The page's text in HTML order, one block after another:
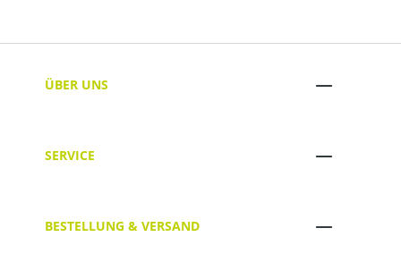
ÜBER UNS
SERVICE
BESTELLUNG & VERSAND